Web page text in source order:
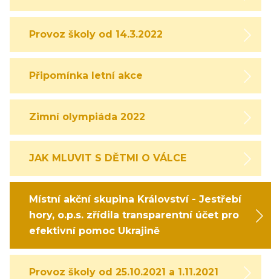
Provoz školy od 14.3.2022
Připomínka letní akce
Zimní olympiáda 2022
JAK MLUVIT S DĚTMI O VÁLCE
Místní akční skupina Království - Jestřebí
hory, o.p.s. zřídila transparentní účet pro
efektivní pomoc Ukrajině
Provoz školy od 25.10.2021 a 1.11.2021